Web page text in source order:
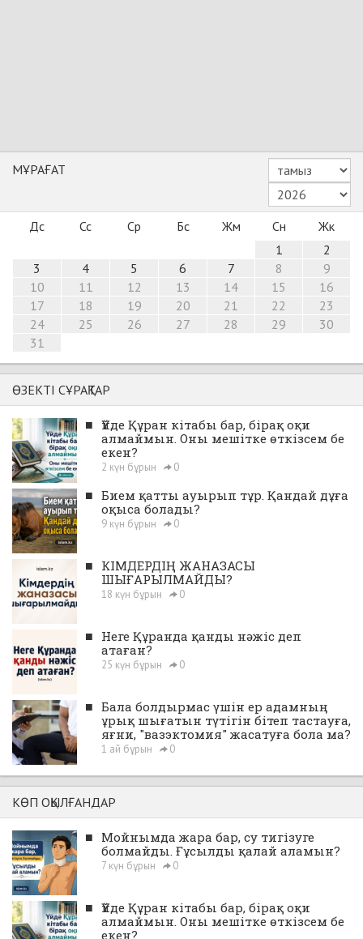
МҰРАҒАТ
Дс Сс Ср Бс Жм Сн
Жк
1
2
3
4 5 6 7 8
9
10
11 12 13 14 15
16
17
18 19 20 21 22
23
24
25 26 27 28 29
30
31
ӨЗЕКТІ СҰРАҚТАР
■ Үйде Құран кітабы бар, бірақ оқи
алмаймын. Оны мешітке өткізсем бе
екен?
2 күн бұрын 0
■ Бием қатты ауырып тұр. Қандай дұға
оқыса болады?
9 күн бұрын 0
■ КІМДЕРДІҢ ЖАНАЗАСЫ
ШЫҒАРЫЛМАЙДЫ?
18 күн бұрын 0
■ Неге Құранда қанды нәжіс деп
атаған?
25 күн бұрын 0
■ Бала болдырмас үшін ер адамның
ұрық шығатын түтігін бітеп тастауға,
яғни, "вазэктомия" жасатуға бола ма?
1 ай бұрын 0
КӨП ОҚЫЛҒАНДАР
■ Мойнымда жара бар, су тигізуге
болмайды. Ғұсылды қалай аламын?
7 күн бұрын 0
■ Үйде Құран кітабы бар, бірақ оқи
алмаймын. Оны мешітке өткізсем бе
екен?